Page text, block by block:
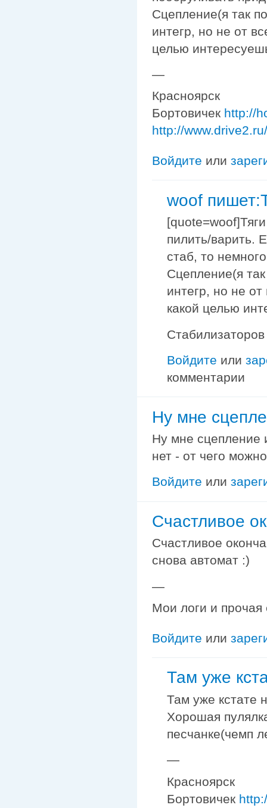
Сцепление(я так
интегр, но не от
целью
—
Красноярск
Бортовичек http://
http://
Войдите или
woof
пилить/варить.
стаб, то
Сцепление(я
интегр, но не от
какой целью
Войдите или
комментарии
Ну мне
Ну мне сцепление
нет - от чего
Войдите или
Счастливое
Счастливое
снова автомат :)
—
Мои логи и
Войдите или
Там уже
Там уже кстате
Хорошая
песчанке(чемп
—
Красноярск
Бортовичек